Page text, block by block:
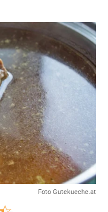
Foto Gutekueche.at